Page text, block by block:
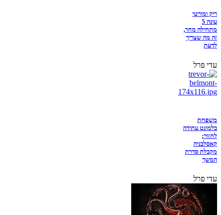
ריק ומורטי
עונה 5
מתחילה מחר,
זה מה שצריך
לדעת
עדי פרל
משפחת
בלמונט עתידה
לחזור:
קאסלבניה
מקבלת סדרת
המשך
עדי פרל